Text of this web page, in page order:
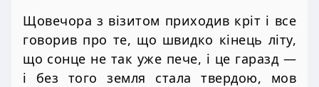
Щовечора з візитом приходив кріт і все
говорив про те, що швидко кінець літу,
що сонце не так уже пече, і це гаразд —
і без того земля стала твердою, мов